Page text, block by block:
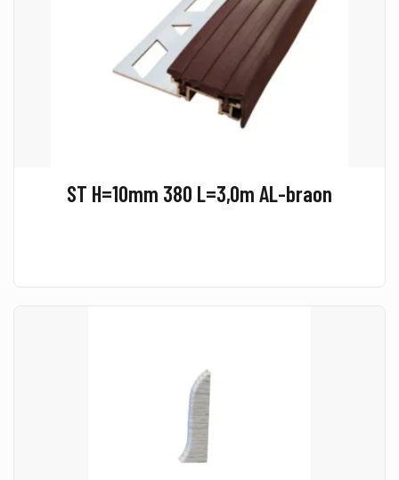
ST H=10mm 380 L=3,0m AL-braon